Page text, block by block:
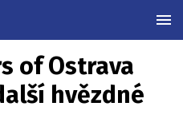
of Ostrava
hvězdné